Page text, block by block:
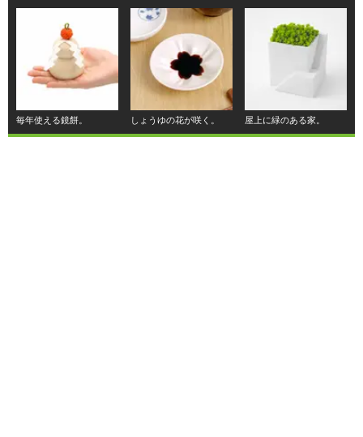
毎年使える鏡餅。 しょうゆの花が咲く。 屋上に緑のある家。